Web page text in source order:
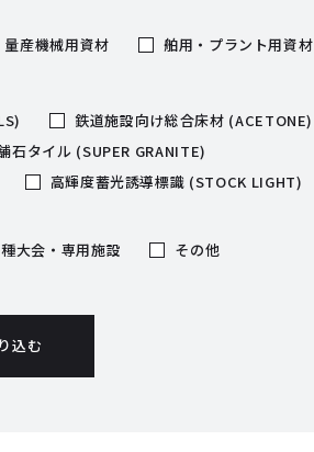
量産機械用資材
舶用・プラント用資材
鉄道施設向け総合床材 (ACETONE)
石タイル (SUPER GRANITE)
高輝度蓄光誘導標識 (STOCK LIGHT)
大会・専用施設 その他
込む